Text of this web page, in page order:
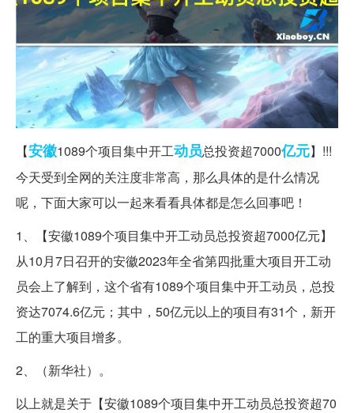
【安徽1089个项目集中开工动员总投资超7000亿元】!!!
今天受到全网的关注度非常高，那么具体的是什么情况
呢，下面大家可以一起来看看具体都是怎么回事吧！
1、【安徽1089个项目集中开工动员总投资超7000亿元】
从10月7日召开的安徽2023年全省第四批重大项目开工动
员会上了解到，这个省有1089个项目集中开工动员，总投
资达7074.6亿元；其中，50亿元以上的项目有31个，新开
工的重大项目增多。
2、（新华社）。
以上就是关于【安徽1089个项目集中开工动员总投资超70